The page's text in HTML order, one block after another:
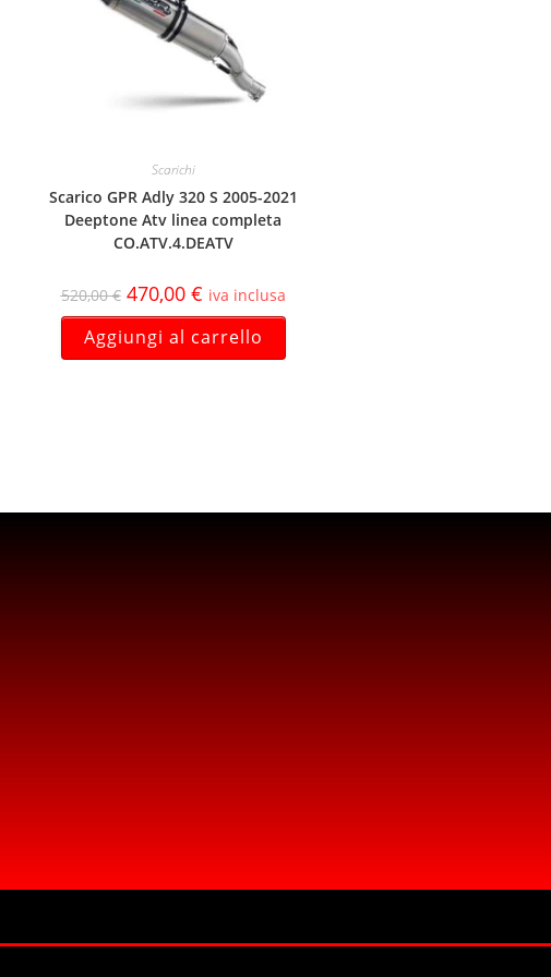
Scarichi
Scarico GPR Adly 320 S 2005-2021
Deeptone Atv linea completa
CO.ATV.4.DEATV
520,00€ 470,00 € iva inclusa
Aggiungi al carrello